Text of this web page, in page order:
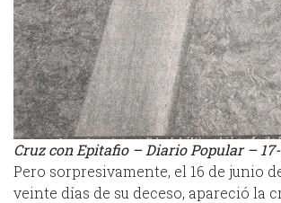
Cruz con Epitafio – Diario Popular –
Pero sorpresivamente, el 16 de junio
veinte días de su deceso, apareció la